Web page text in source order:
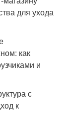
для ухода
как
и
с
к